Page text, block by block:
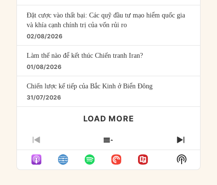
Đặt cược vào thất bại: Các quỹ đầu tư mạo hiểm quốc gia
và khía cạnh chính trị của vốn rủi ro
02/08/2026
Làm thế nào để kết thúc Chiến tranh Iran?
01/08/2026
Chiến lược kế tiếp của Bắc Kinh ở Biển Đông
31/07/2026
LOAD MORE
PREVIOUS
EPISODE
SHOW
EPISODES
LIST
NEXT
Show
Podcast